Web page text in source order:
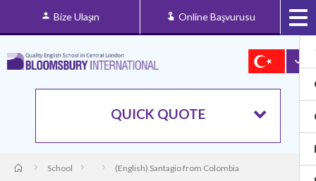
Bize Ulaşın Online Başvurusu
QUICK QUOTE
School (English) Santagio from Colombia